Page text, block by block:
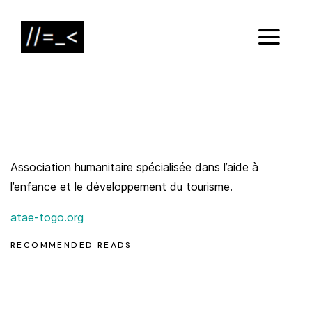
Association humanitaire spécialisée dans l’aide à
l’enfance et le développement du tourisme.
atae-togo.org
RECOMMENDED READS